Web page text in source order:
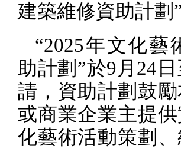
建築維修資助計劃”
“2025年文化藝
助計劃”於9月 24
請，資助計劃鼓
或商業企業主提
化藝術活動策劃